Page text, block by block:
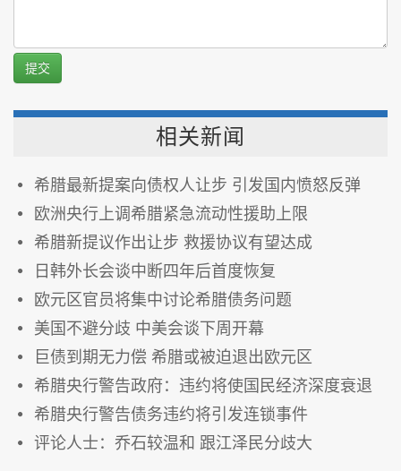
提交
相关新闻
希腊最新提案向债权人让步 引发国内愤怒反弹
欧洲央行上调希腊紧急流动性援助上限
希腊新提议作出让步 救援协议有望达成
日韩外长会谈中断四年后首度恢复
欧元区官员将集中讨论希腊债务问题
美国不避分歧 中美会谈下周开幕
巨债到期无力偿 希腊或被迫退出欧元区
希腊央行警告政府：违约将使国民经济深度衰退
希腊央行警告债务违约将引发连锁事件
评论人士：乔石较温和 跟江泽民分歧大